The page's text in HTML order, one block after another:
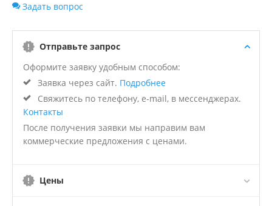
Задать вопрос
Отправьте запрос
Оформите заявку удобным способом:
Заявка через сайт. Подробнее
Свяжитесь по телефону, e-mail, в мессенджерах.
Контакты
После получения заявки мы направим вам
коммерческие предложения с ценами.
Цены